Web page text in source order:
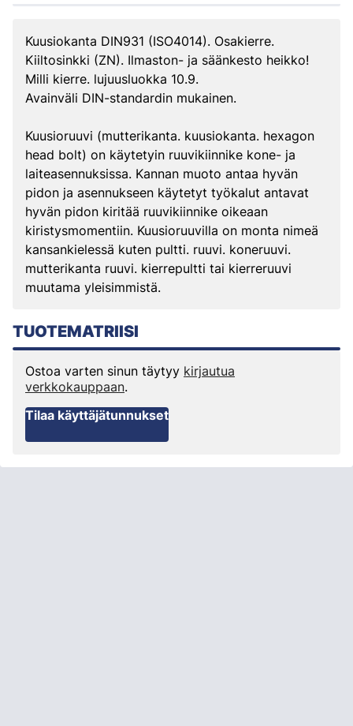
Kuusiokanta DIN931 (ISO4014). Osakierre.
Kiiltosinkki (ZN). Ilmaston- ja säänkesto heikko!
Milli kierre. lujuusluokka 10.9.
Avainväli DIN-standardin mukainen.
Kuusioruuvi (mutterikanta. kuusiokanta. hexagon
head bolt) on käytetyin ruuvikiinnike kone- ja
laiteasennuksissa. Kannan muoto antaa hyvän
pidon ja asennukseen käytetyt työkalut antavat
hyvän pidon kiritää ruuvikiinnike oikeaan
kiristysmomentiin. Kuusioruuvilla on monta nimeä
kansankielessä kuten pultti. ruuvi. koneruuvi.
mutterikanta ruuvi. kierrepultti tai kierreruuvi
muutama yleisimmistä.
TUOTEMATRIISI
Ostoa varten sinun täytyy kirjautua
verkkokauppaan.
Tilaa käyttäjätunnukset